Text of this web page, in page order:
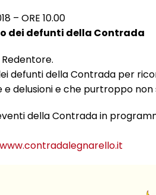
– ORE 10.00
dei defunti della Contrada
Redentore.
defunti della Contrada per
e delusioni e che purtroppo
della Contrada in
www.contradalegnarello.it